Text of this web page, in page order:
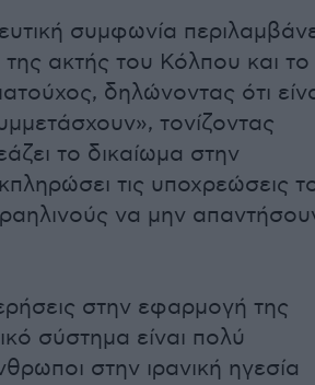
συμφωνία
ακτής του Κόλπου και το
δηλώνοντας ότι
τονίζοντας
το δικαίωμα στην
τις υποχρεώσεις
να μην
στην εφαρμογή της
σύστημα είναι πολύ
στην ιρανική ηγεσία